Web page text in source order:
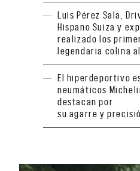
Luis Pérez Sala,
Hispano Suiza y
realizado los
legendaria colina
El hiperdeportivo
neumáticos
destacan por
su agarre y